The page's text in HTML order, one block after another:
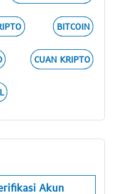
BITCOIN
CUAN KRIPTO
Akun